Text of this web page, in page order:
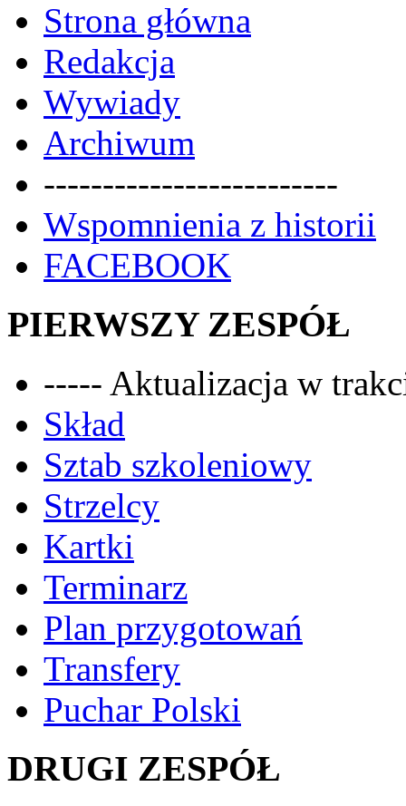
Strona główna
Redakcja
Wywiady
Archiwum
-------------------------
Wspomnienia z historii
FACEBOOK
PIERWSZY ZESPÓŁ
----- Aktualizacja w
Skład
Sztab szkoleniowy
Strzelcy
Kartki
Terminarz
Plan przygotowań
Transfery
Puchar Polski
DRUGI ZESPÓŁ